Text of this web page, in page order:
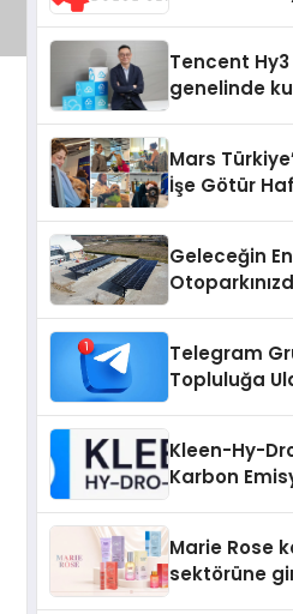
Tencent
genelinde
Mars
İşe Götür
Geleceğin
Telegram
Topluluğa
Kleen-Hy-
Karbon
Aldı
Marie Rose
sektörüne